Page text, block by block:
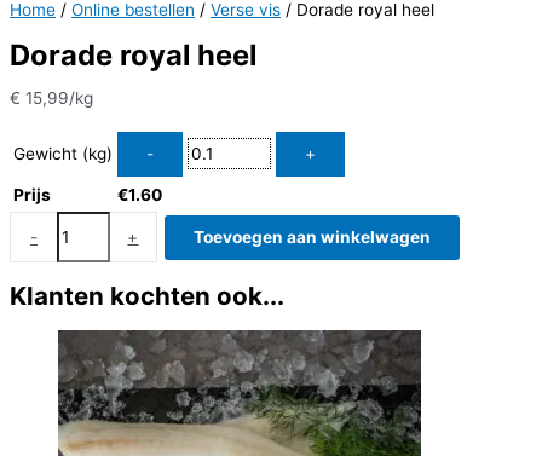
Home / Online bestellen / Verse vis / Dorade royal heel
Dorade royal heel
€ 15,99/kg
Gewicht (kg)
Prijs €1.60
-
royal
aantal
+ Toevoegen aan winkelwagen
Klanten kochten ook...